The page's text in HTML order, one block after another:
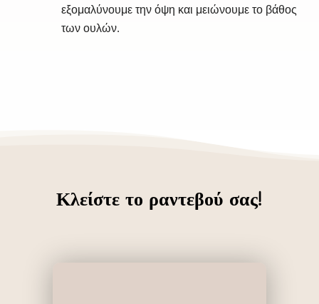
εξομαλύνουμε την όψη και μειώνουμε το βάθος
των ουλών.
Κλείστε το ραντεβού σας!